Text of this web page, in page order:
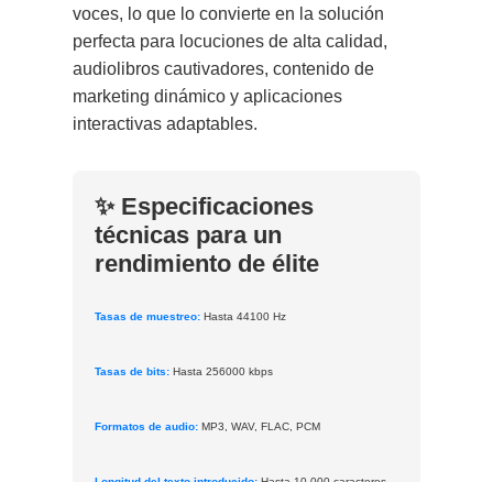
voces, lo que lo convierte en la solución
perfecta para locuciones de alta calidad,
audiolibros cautivadores, contenido de
marketing dinámico y aplicaciones
interactivas adaptables.
✨ Especificaciones
técnicas para un
rendimiento de élite
Tasas de muestreo: Hasta 44100 Hz
Tasas de bits: Hasta 256000 kbps
Formatos de audio: MP3, WAV, FLAC, PCM